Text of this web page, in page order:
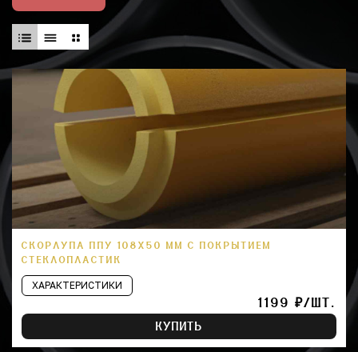
СКОРЛУПА ППУ 108Х50 ММ С ПОКРЫТИЕМ
СТЕКЛОПЛАСТИК
ХАРАКТЕРИСТИКИ
1199 ₽/ШТ.
КУПИТЬ